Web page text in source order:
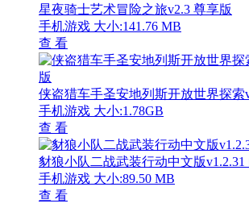
星夜骑士艺术冒险之旅v2.3 尊享版
手机游戏 大小:141.76 MB
查 看
侠盗猎车手圣安地列斯开放世界探索
手机游戏 大小:1.78GB
查 看
豺狼小队二战武装行动中文版v1.2.31
手机游戏 大小:89.50 MB
查 看